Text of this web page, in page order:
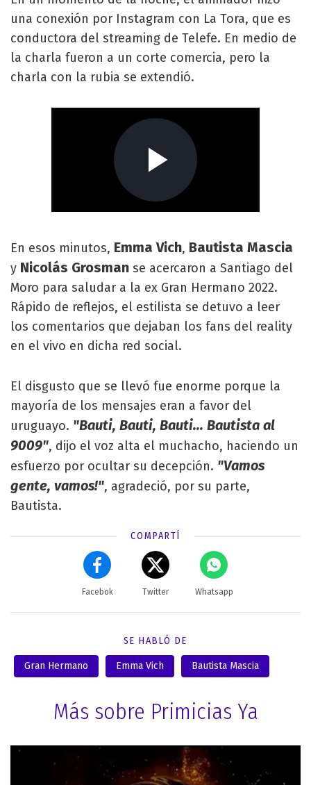
una conexión por Instagram con La Tora, que es
conductora del streaming de Telefe. En medio de
la charla fueron a un corte comercia, pero la
charla con la rubia se extendió.
En esos minutos, Emma Vich, Bautista Mascia
y Nicolás Grosman se acercaron a Santiago del
Moro para saludar a la ex Gran Hermano 2022.
Rápido de reflejos, el estilista se detuvo a leer
los comentarios que dejaban los fans del reality
en el vivo en dicha red social.
El disgusto que se llevó fue enorme porque la
mayoría de los mensajes eran a favor del
uruguayo. "Bauti, Bauti, Bauti... Bautista al
9009", dijo el voz alta el muchacho, haciendo un
esfuerzo por ocultar su decepción. "Vamos
gente, vamos!", agradeció, por su parte,
Bautista.
COMPARTÍ
Facebok Twitter Whatsapp
SE HABLÓ DE
Gran Hermano Emma Vich Bautista Mascia
Más sobre Primicias Ya